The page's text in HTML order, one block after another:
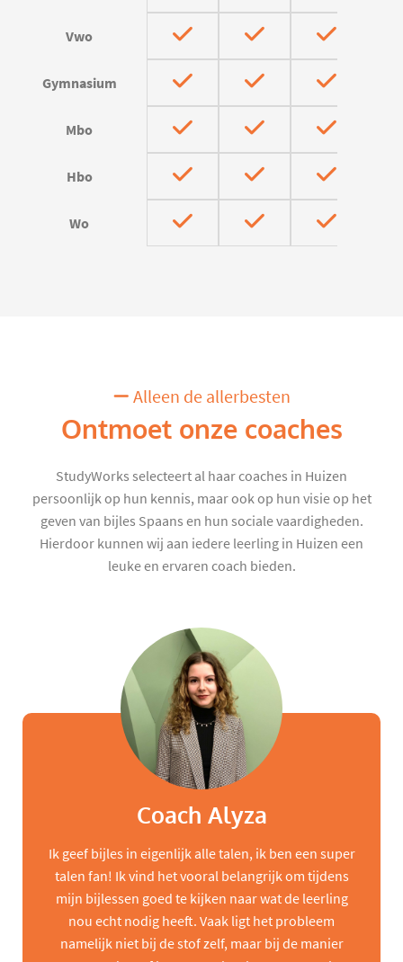
Vwo
Gymnasium
Mbo
Hbo
Wo
Alleen de allerbesten
Ontmoet onze coaches
StudyWorks selecteert al haar coaches in Huizen
persoonlijk op hun kennis, maar ook op hun visie op het
geven van bijles Spaans en hun sociale vaardigheden.
Hierdoor kunnen wij aan iedere leerling in Huizen een
leuke en ervaren coach bieden.
Coach Alyza
Ik geef bijles in eigenlijk alle talen, ik ben een super
talen fan! Ik vind het vooral belangrijk om tijdens
mijn bijlessen goed te kijken naar wat de leerling
nou echt nodig heeft. Vaak ligt het probleem
namelijk niet bij de stof zelf, maar bij de manier